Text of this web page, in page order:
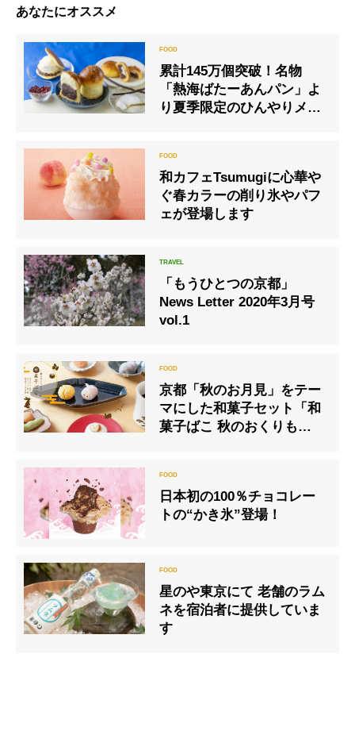
あなたにオススメ
累計145万個突破！名物
「熱海ばたーあんパン」よ
り夏季限定のひんやりメニ
和カフェTsumugiに心華や
ぐ春カラーの削り氷やパフ
ェが登場します
「もうひとつの京都」
News Letter 2020年3月号
vol.1
京都「秋のお月見」をテー
マにした和菓子セット「和
菓子ばこ 秋のおくりもの」
日本初の100％チョコレー
トの“かき氷”登場！
星のや東京にて 老舗のラム
ネを宿泊者に提供していま
す